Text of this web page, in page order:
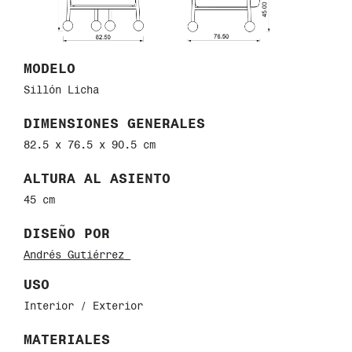
MODELO
Sillón Licha
DIMENSIONES GENERALES
82.5 x 76.5 x 90.5 cm
ALTURA AL ASIENTO
45 cm
DISEÑO POR
Andrés Gutiérrez
USO
Interior / Exterior
MATERIALES